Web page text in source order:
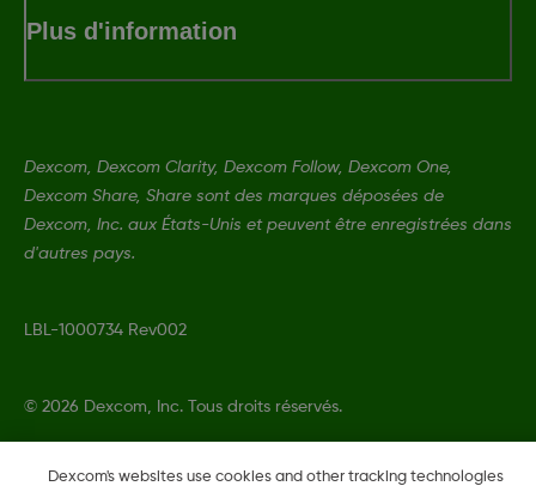
Plus d'information
Dexcom, Dexcom Clarity, Dexcom Follow, Dexcom One,
Dexcom Share, Share sont des marques déposées de
Dexcom, Inc. aux États-Unis et peuvent être enregistrées dans
d'autres pays.
LBL-1000734 Rev002
© 2026 Dexcom, Inc. Tous droits réservés.
Dexcom's websites use cookies and other tracking technologies